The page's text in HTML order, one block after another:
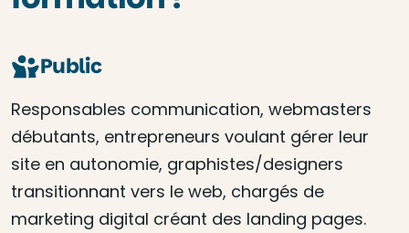
Public
Responsables communication, webmasters
débutants, entrepreneurs voulant gérer leur
site en autonomie, graphistes/designers
transitionnant vers le web, chargés de
marketing digital créant des landing pages.